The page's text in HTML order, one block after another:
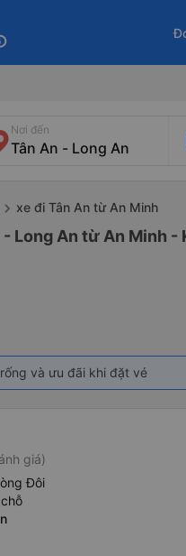
Nơi đến
xe đi Tân An từ An Minh
Long An từ An Minh
và ưu đãi khi đặt vé
giá)
Đôi